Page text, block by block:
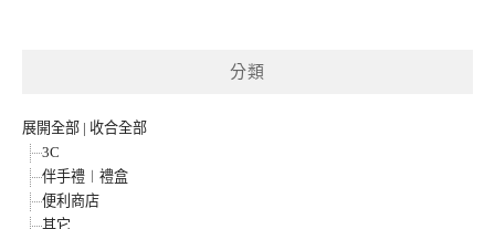
分類
展開全部 | 收合全部
3C
伴手禮︱禮盒
便利商店
其它